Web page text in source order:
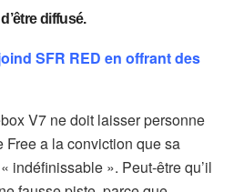
diffusé.
SFR RED en offrant des
V7 ne doit laisser personne
a la conviction que sa
indéfinissable ». Peut-être qu’il